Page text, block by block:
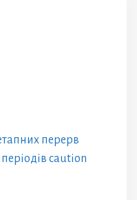
перерв
caution